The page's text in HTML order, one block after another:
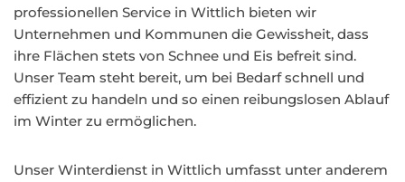
professionellen Service in Wittlich bieten wir
Unternehmen und Kommunen die Gewissheit, dass
ihre Flächen stets von Schnee und Eis befreit sind.
Unser Team steht bereit, um bei Bedarf schnell und
effizient zu handeln und so einen reibungslosen Ablauf
im Winter zu ermöglichen.
Unser Winterdienst in Wittlich umfasst unter anderem